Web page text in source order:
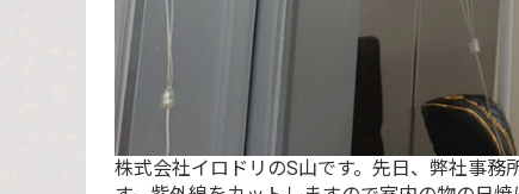
株式会社イロドリのS山です。先日、弊社事